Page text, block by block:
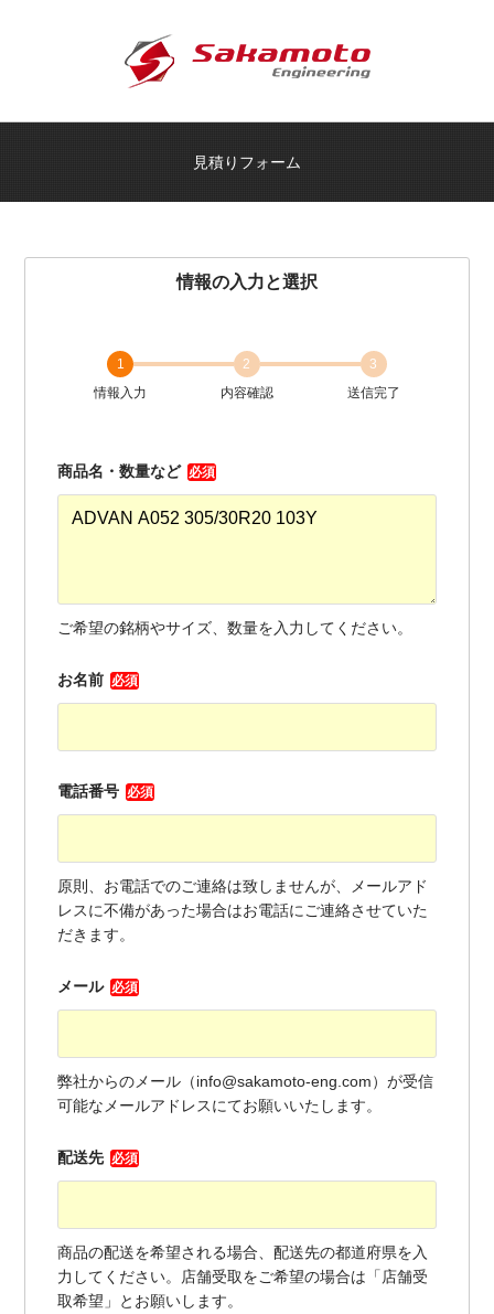
見積りフォーム
情報の入力と選択
1
情報入力
2
内容確認
3
送信完了
商品名・数量など 必須
ご希望の銘柄やサイズ、数量を入力してください。
お名前 必須
電話番号 必須
原則、お電話でのご連絡は致しませんが、メールアド
レスに不備があった場合はお電話にご連絡させていた
だきます。
メール 必須
弊社からのメール（info@sakamoto-eng.com）が受信
可能なメールアドレスにてお願いいたします。
配送先 必須
商品の配送を希望される場合、配送先の都道府県を入
力してください。店舗受取をご希望の場合は「店舗受
取希望」とお願いします。